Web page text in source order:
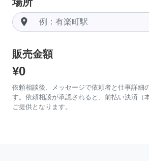
room
販売金額
¥0
依頼相談後、メッセージで依頼者と仕事詳細
す。依頼相談が承認されると、前払い決済
ご提供となります。